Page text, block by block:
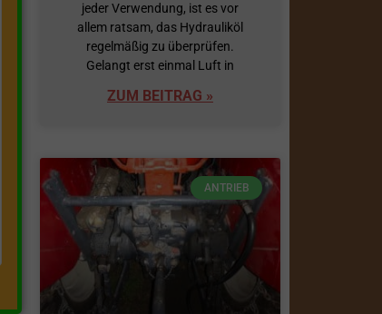
jeder Verwendung, ist es vor
allem ratsam, das Hydrauliköl
regelmäßig zu überprüfen.
Gelangt erst einmal Luft in
ZUM BEITRAG »
ANTRIEB